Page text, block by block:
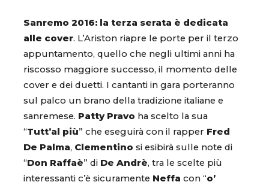
Sanremo 2016: la terza serata è dedicata
alle cover. L’Ariston riapre le porte per il terzo
appuntamento, quello che negli ultimi anni ha
riscosso maggiore successo, il momento delle
cover e dei duetti. I cantanti in gara porteranno
sul palco un brano della tradizione italiane e
sanremese. Patty Pravo ha scelto la sua
“Tutt’al più” che eseguirà con il rapper Fred
De Palma, Clementino si esibirà sulle note di
“Don Raffaè” di De Andrè, tra le scelte più
interessanti c’è sicuramente Neffa con “o’